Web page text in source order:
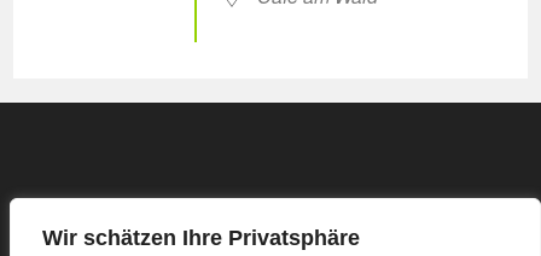
Wir schätzen Ihre Privatsphäre